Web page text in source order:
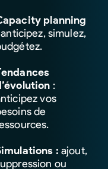
planning
anticipez, simulez,
:
vos
de
: ajout,
ou